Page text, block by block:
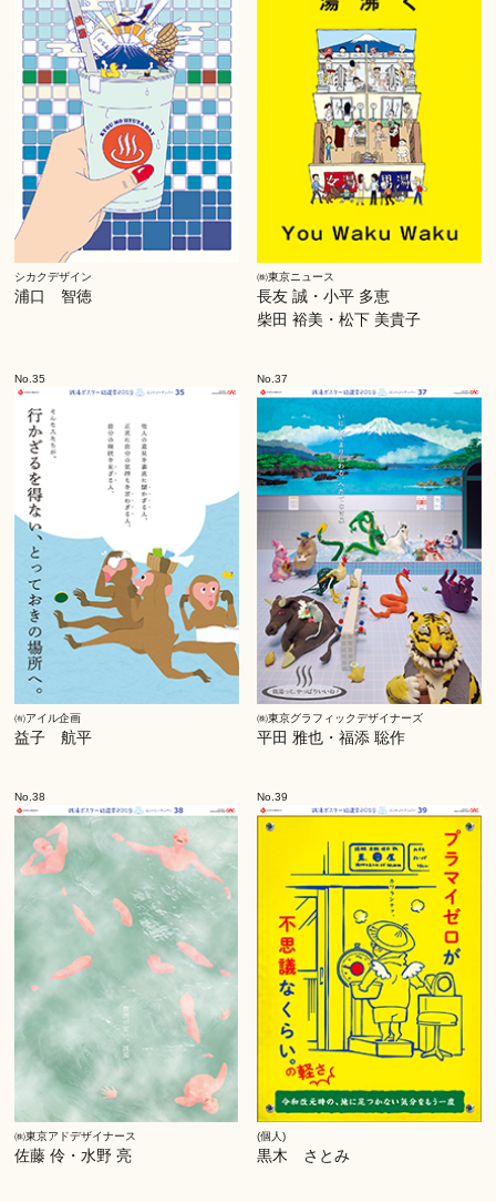
シカクデザイン
浦口 智徳
㈱東京ニュース
長友 誠・小平 多恵
柴田 裕美・松下 美貴子
No.35
㈲アイル企画
益子 航平
No.37
㈱東京グラフィックデザイナーズ
平田 雅也・福添 聡作
No.38
㈱東京アドデザイナース
佐藤 伶・水野 亮
No.39
(個人)
黒木 さとみ